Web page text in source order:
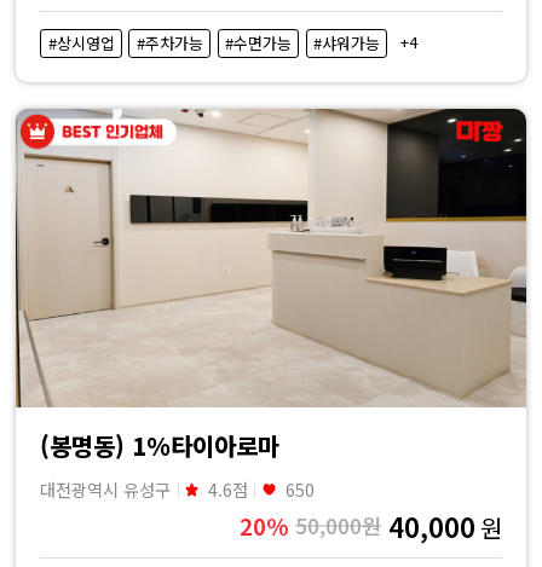
#상시영업 #주차가능 #수면가능 #샤워가능 +4
(봉명동) 1%타이아로마
대전광역시 유성구 4.6점 650
20% 50,000원 40,000 원